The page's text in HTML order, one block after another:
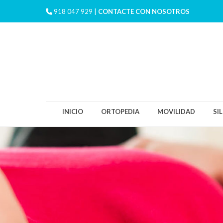
918 047 929 | CONTACTE CON NOSOTROS
INICIO ORTOPEDIA MOVILIDAD